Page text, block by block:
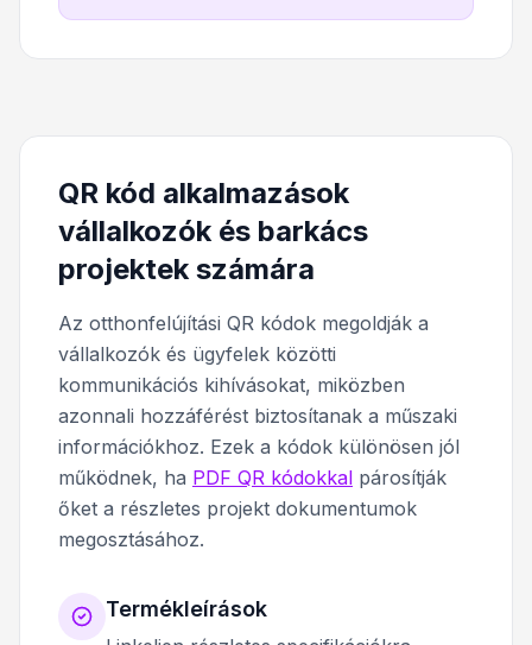
QR kód alkalmazások
vállalkozók és barkács
projektek számára
Az otthonfelújítási QR kódok megoldják a
vállalkozók és ügyfelek közötti
kommunikációs kihívásokat, miközben
azonnali hozzáférést biztosítanak a műszaki
információkhoz. Ezek a kódok különösen jól
működnek, ha PDF QR kódokkal párosítják
őket a részletes projekt dokumentumok
megosztásához.
Termékleírások